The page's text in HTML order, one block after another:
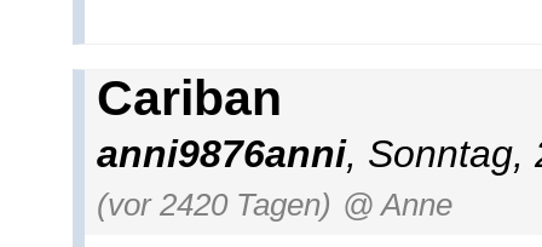
Cariban
anni9876anni, Sonntag,
(vor 2420 Tagen) @ Anne